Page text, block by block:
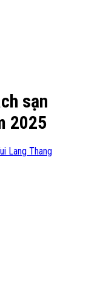
sạn
2025
Lang Thang